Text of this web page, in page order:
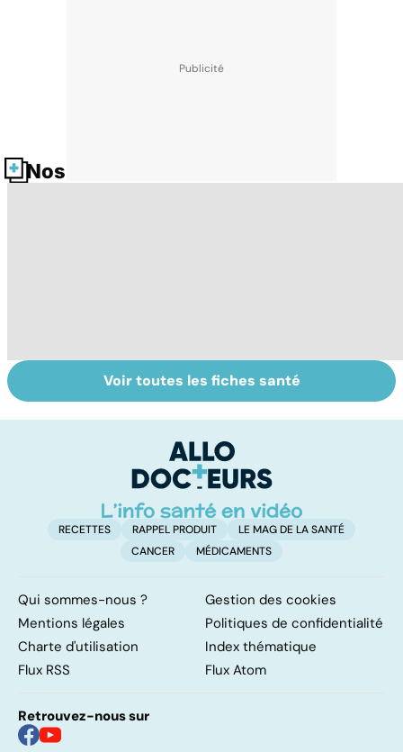
Nos fiches santé
Tout savoir sur
les infections
Inflammation des
amygdales : que
d'angine ?
Voir toutes les fiches santé
RECETTES RAPPEL PRODUIT
LE MAG DE LA SANTÉ
CANCER
MÉDICAMENTS
Qui sommes-nous ?
Gestion des cookies
Mentions légales
Politiques de confidentialité
Charte d'utilisation
Index thématique
Flux RSS
Flux Atom
Retrouvez-nous sur